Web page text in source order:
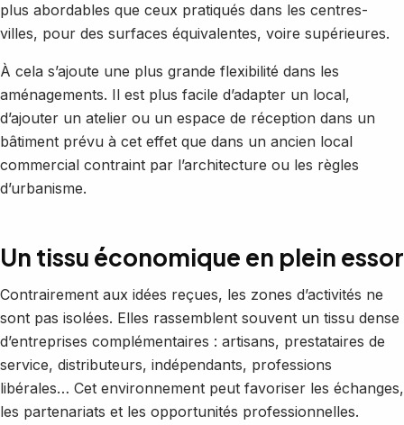
plus abordables que ceux pratiqués dans les centres-
villes, pour des surfaces équivalentes, voire supérieures.
À cela s’ajoute une plus grande flexibilité dans les
aménagements. Il est plus facile d’adapter un local,
d’ajouter un atelier ou un espace de réception dans un
bâtiment prévu à cet effet que dans un ancien local
commercial contraint par l’architecture ou les règles
d’urbanisme.
Un tissu économique en plein essor
Contrairement aux idées reçues, les zones d’activités ne
sont pas isolées. Elles rassemblent souvent un tissu dense
d’entreprises complémentaires : artisans, prestataires de
service, distributeurs, indépendants, professions
libérales… Cet environnement peut favoriser les échanges,
les partenariats et les opportunités professionnelles.